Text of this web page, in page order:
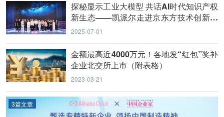
探秘显示工业大模型 共话AI时代知识产权
新生态——凯派尔走进京东方技术创新中
心
2025-07-01
金额最高近4000万元！各地发“红包”奖补
企业北交所上市（附表格）
2023-03-21
3篇文章